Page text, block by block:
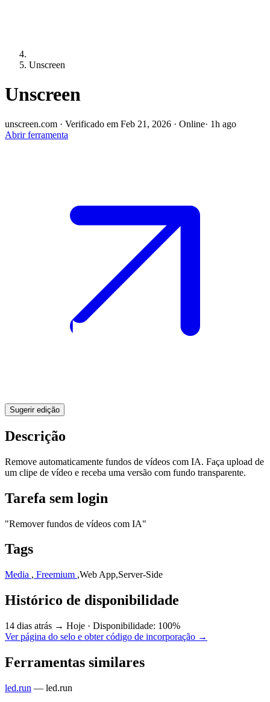
Unscreen
Unscreen
unscreen.com · Verificado em Feb 21, 2026 · Online· 1h ago
Abrir ferramenta
Sugerir edição
Descrição
Remove automaticamente fundos de vídeos com IA. Faça upload de
um clipe de vídeo e receba uma versão com fundo transparente.
Tarefa sem login
"Remover fundos de vídeos com IA"
Tags
Media , Freemium ,Web App,Server-Side
Histórico de disponibilidade
14 dias atrás → Hoje · Disponibilidade: 100%
Ver página do selo e obter código de incorporação →
Ferramentas similares
led.run — led.run